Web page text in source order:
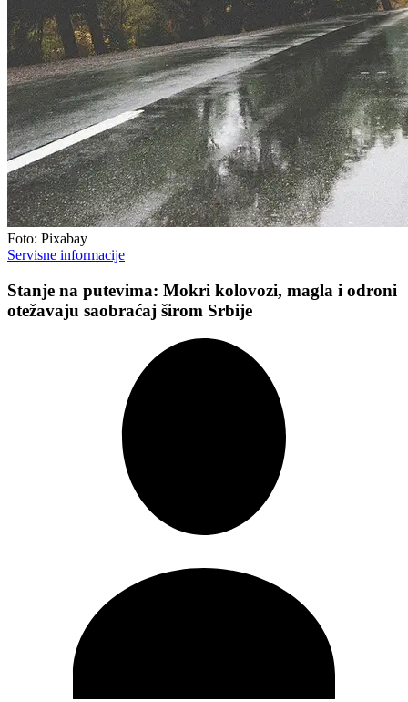
Foto: Pixabay
Servisne informacije
Stanje na putevima: Mokri kolovozi, magla i odroni
otežavaju saobraćaj širom Srbije